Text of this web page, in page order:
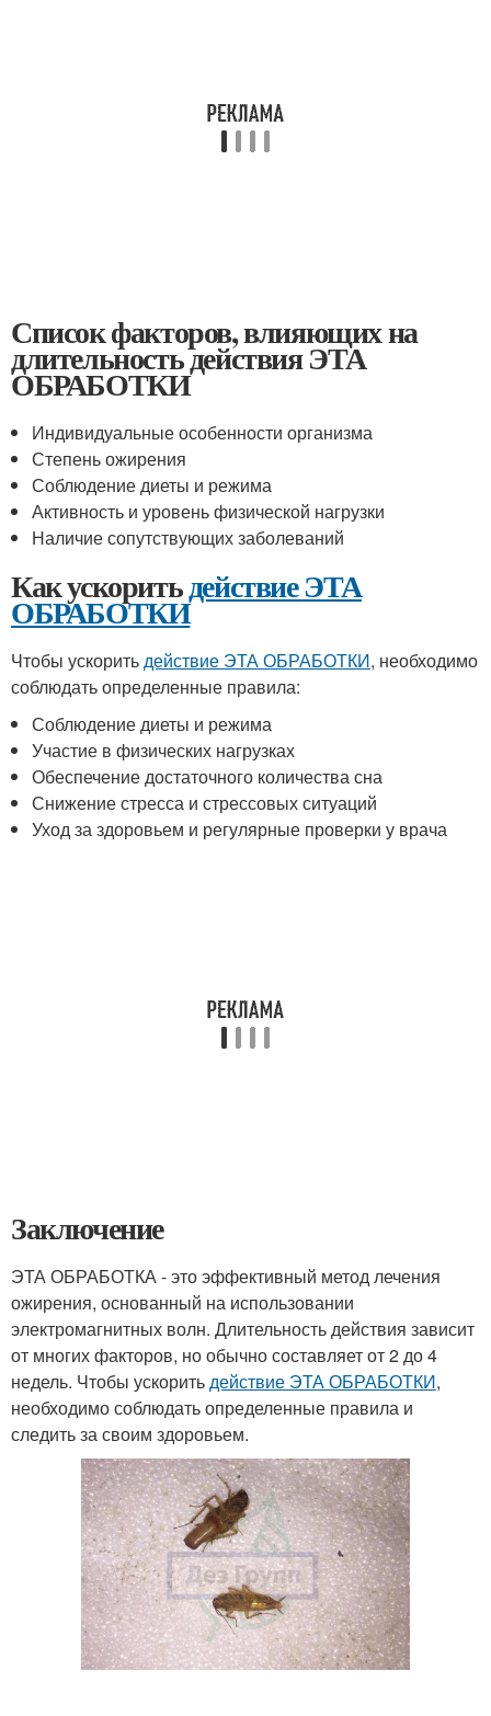
Список факторов, влияющих на
длительность действия ЭТА
ОБРАБОТКИ
Индивидуальные особенности организма
Степень ожирения
Соблюдение диеты и режима
Активность и уровень физической нагрузки
Наличие сопутствующих заболеваний
Как ускоритьдействие ЭТА
ОБРАБОТКИ
Чтобы ускоритьдействие ЭТА ОБРАБОТКИ, необходимо
соблюдать определенные правила:
Соблюдение диеты и режима
Участие в физических нагрузках
Обеспечение достаточного количества сна
Снижение стресса и стрессовых ситуаций
Уход за здоровьем и регулярные проверки у врача
Заключение
ЭТА ОБРАБОТКА - это эффективный метод лечения
ожирения, основанный на использовании
электромагнитных волн. Длительность действия зависит
от многих факторов, но обычно составляет от 2 до 4
недель. Чтобы ускоритьдействие ЭТА ОБРАБОТКИ,
необходимо соблюдать определенные правила и
следить за своим здоровьем.